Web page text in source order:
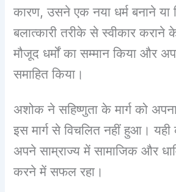
कारण, उसने एक नया धर्म बनाने या
बलात्कारी तरीके से स्वीकार
मौजूद धर्मों का सम्मान किया और
समाहित किया।
अशोक ने सहिष्णुता के मार्ग को
इस मार्ग से विचलित नहीं हुआ।
अपने साम्राज्य में सामाजिक और
करने में सफल रहा।